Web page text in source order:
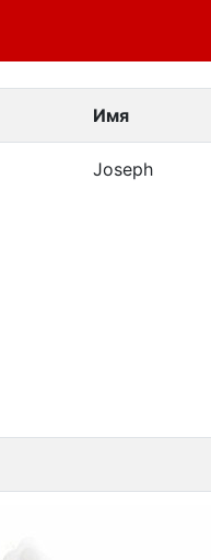
Имя
Joseph